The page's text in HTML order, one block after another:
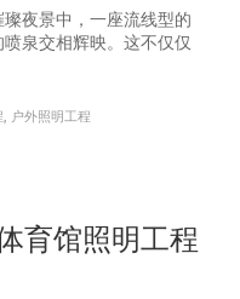
夜景中，一座流线型的
泉交相辉映。这不仅仅
, 户外照明工程
育馆照明工程